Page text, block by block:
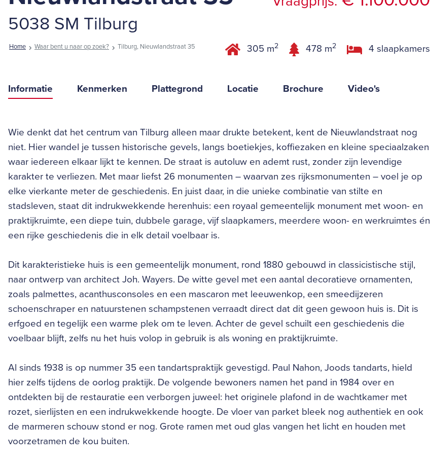
5038 SM Tilburg
Home Waar bent u naar op zoek? Tilburg, Nieuwlandstraat 35 305 m2 478 m2 4 slaapkamers
Informatie Kenmerken Plattegrond Locatie Brochure Video's
Wie denkt dat het centrum van Tilburg alleen maar drukte betekent, kent de Nieuwlandstraat nog
niet. Hier wandel je tussen historische gevels, langs boetiekjes, koffiezaken en kleine speciaalzaken
waar iedereen elkaar lijkt te kennen. De straat is autoluw en ademt rust, zonder zijn levendige
karakter te verliezen. Met maar liefst 26 monumenten – waarvan zes rijksmonumenten – voel je op
elke vierkante meter de geschiedenis. En juist daar, in die unieke combinatie van stilte en
stadsleven, staat dit indrukwekkende herenhuis: een royaal gemeentelijk monument met woon- en
praktijkruimte, een diepe tuin, dubbele garage, vijf slaapkamers, meerdere woon- en werkruimtes én
een rijke geschiedenis die in elk detail voelbaar is.
Dit karakteristieke huis is een gemeentelijk monument, rond 1880 gebouwd in classicistische stijl,
naar ontwerp van architect Joh. Wayers. De witte gevel met een aantal decoratieve ornamenten,
zoals palmettes, acanthusconsoles en een mascaron met leeuwenkop, een smeedijzeren
schoenschraper en natuurstenen schampstenen verraadt direct dat dit geen gewoon huis is. Dit is
erfgoed en tegelijk een warme plek om te leven. Achter de gevel schuilt een geschiedenis die
voelbaar blijft, zelfs nu het huis volop in gebruik is als woning en praktijkruimte.
Al sinds 1938 is op nummer 35 een tandartspraktijk gevestigd. Paul Nahon, Joods tandarts, hield
hier zelfs tijdens de oorlog praktijk. De volgende bewoners namen het pand in 1984 over en
ontdekten bij de restauratie een verborgen juweel: het originele plafond in de wachtkamer met
rozet, sierlijsten en een indrukwekkende hoogte. De vloer van parket bleek nog authentiek en ook
de marmeren schouw stond er nog. Grote ramen met oud glas vangen het licht en houden met
voorzetramen de kou buiten.